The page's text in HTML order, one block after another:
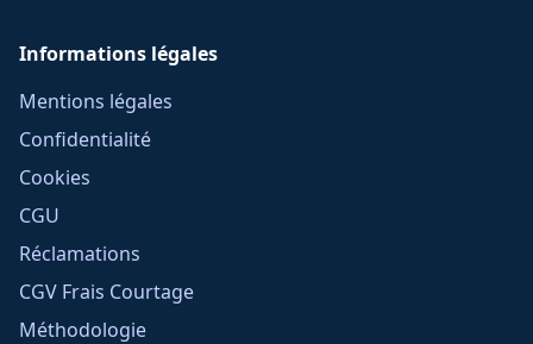
Informations légales
Mentions légales
Confidentialité
Cookies
CGU
Réclamations
CGV Frais Courtage
Méthodologie